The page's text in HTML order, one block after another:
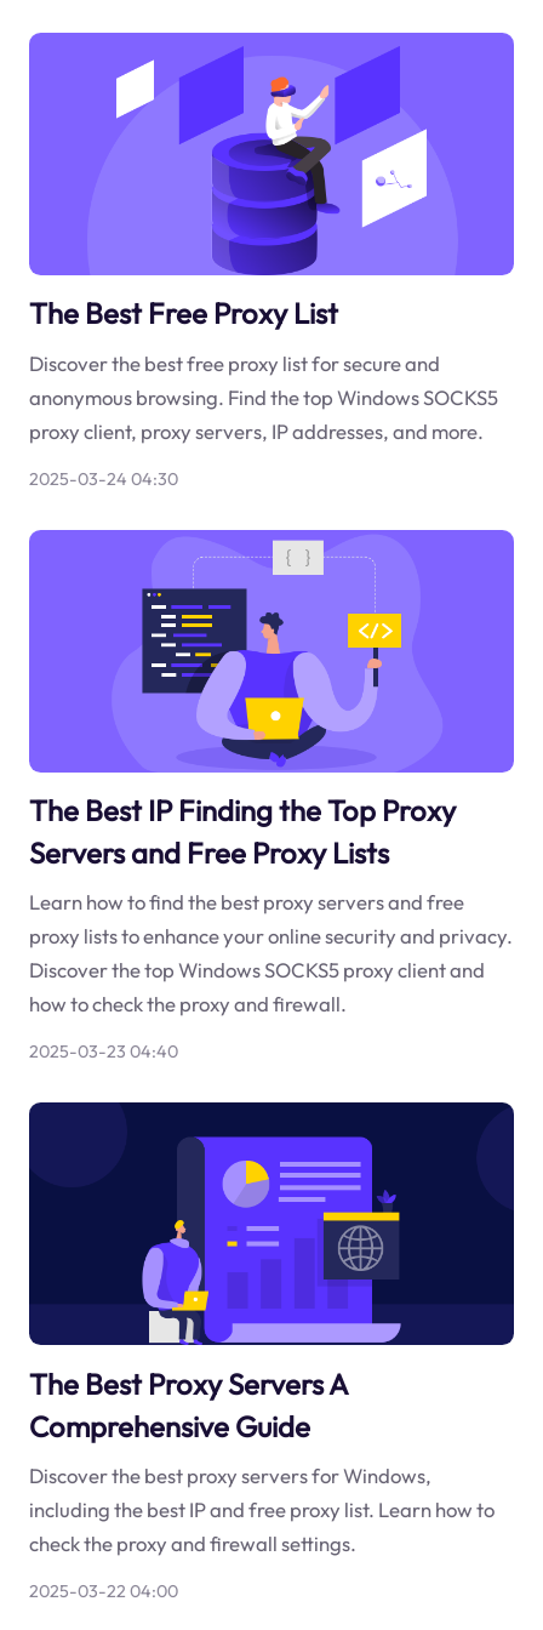
The Best Free Proxy List
Discover the best free proxy list for secure and
anonymous browsing. Find the top Windows SOCKS5
proxy client, proxy servers, IP addresses, and more.
2025-03-24 04:30
The Best IP Finding the Top Proxy
Servers and Free Proxy Lists
Learn how to find the best proxy servers and free
proxy lists to enhance your online security and privacy.
Discover the top Windows SOCKS5 proxy client and
how to check the proxy and firewall.
2025-03-23 04:40
The Best Proxy Servers A
Comprehensive Guide
Discover the best proxy servers for Windows,
including the best IP and free proxy list. Learn how to
check the proxy and firewall settings.
2025-03-22 04:00